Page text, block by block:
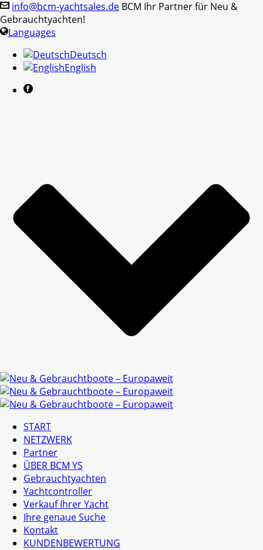
info@bcm-yachtsales.de BCM Ihr Partner für Neu &
Gebrauchtyachten!
Languages
Deutsch
English
START
NETZWERK
Partner
ÜBER BCM YS
Gebrauchtyachten
Yachtcontroller
Verkauf Ihrer Yacht
Ihre genaue Suche
Kontakt
KUNDENBEWERTUNG